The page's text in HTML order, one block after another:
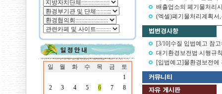
일 월 화 수 목 금
토
1
2
3 4 5 6 7
8
배출업소의 폐기물처리
(엑셀)폐기물처리계획서
[3/10]수질 입법예고 참
대기환경보전법 시행규
[입법예고]물환경보전에